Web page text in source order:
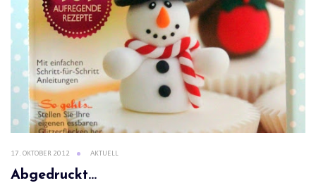
17. OKTOBER 2012 AKTUELL
Abgedruckt...